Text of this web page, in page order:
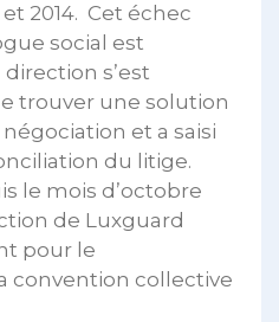
2014. Cet échec
social est
s’est
trouver une solution
et a saisi
du litige.
le mois d’octobre
de Luxguard
pour le
convention collective